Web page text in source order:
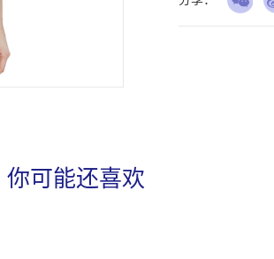
你可能还喜欢